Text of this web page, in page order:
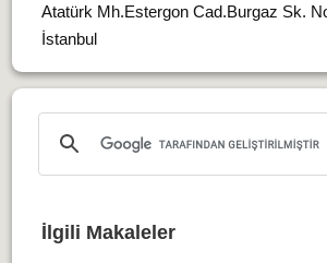
Atatürk Mh.Estergon Cad.Burgaz Sk.
İstanbul
İlgili Makaleler